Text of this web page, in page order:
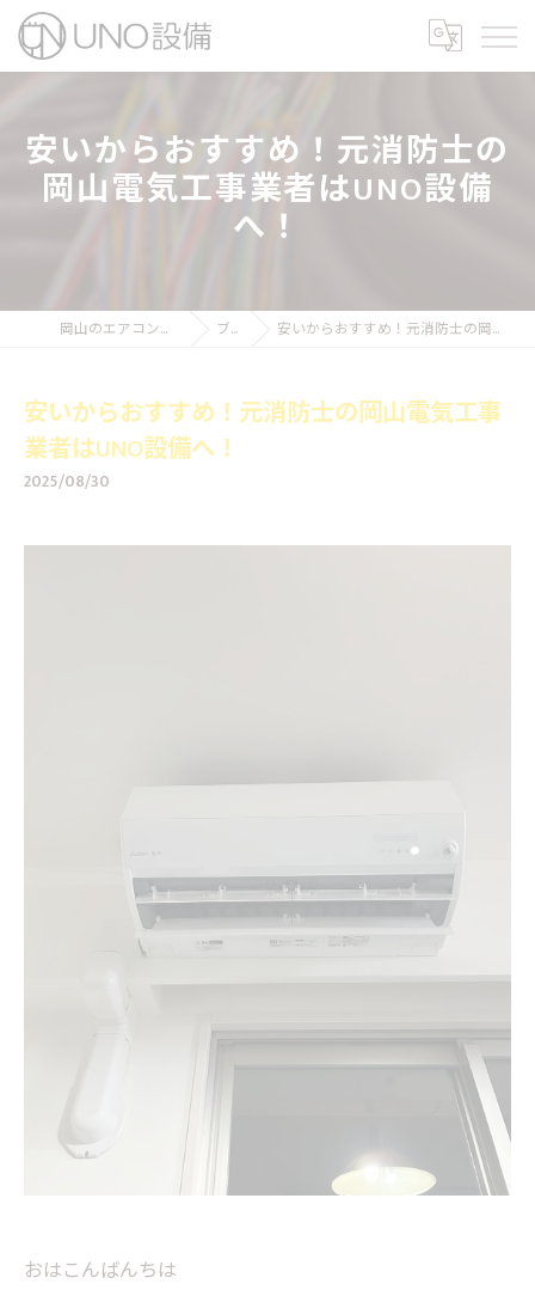
安いからおすすめ！元消防士の
岡山電気工事業者はUNO設備
へ！
岡山のエアコン工事ならUNO設備 ブログ 安いからおすすめ！元消防士の岡山電気工事業者はUNO設備へ！
安いからおすすめ！元消防士の岡山電気工事
業者はUNO設備へ！
2025/08/30
おはこんばんちは